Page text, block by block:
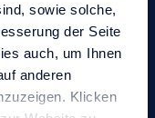
sowie solche,
der Seite
auch, um Ihnen
anderen
Klicken
genießen und
auf ein ganz